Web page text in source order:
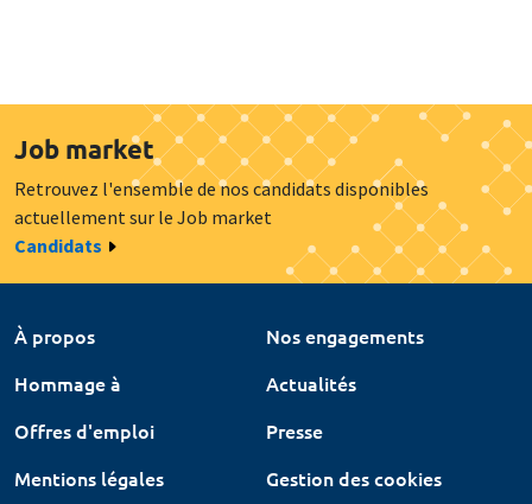
Job market
Retrouvez l'ensemble de nos candidats disponibles
actuellement sur le Job market
Candidats
À propos
Nos engagements
Hommage à
Actualités
Offres d'emploi
Presse
Mentions légales
Gestion des cookies